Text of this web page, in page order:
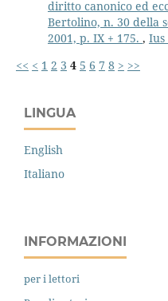
diritto canonico ed
Bertolino, n. 30 della
2001, p. IX + 175. , Ius
<< < 1 2 3 4 5 6 7 8 > >>
LINGUA
English
Italiano
INFORMAZIONI
per i lettori